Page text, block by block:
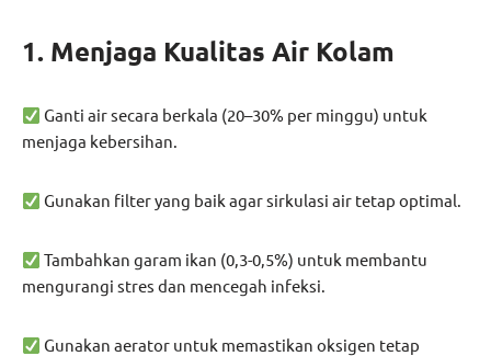
1. Menjaga Kualitas Air Kolam
Ganti air secara berkala (20–30% per minggu) untuk
menjaga kebersihan.
Gunakan filter yang baik agar sirkulasi air tetap optimal.
Tambahkan garam ikan (0,3-0,5%) untuk membantu
mengurangi stres dan mencegah infeksi.
Gunakan aerator untuk memastikan oksigen tetap